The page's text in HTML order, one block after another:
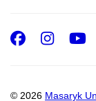
© 2026 Masaryk